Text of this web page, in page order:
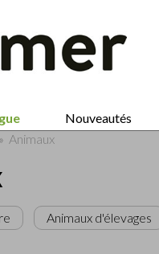
Nouveautés
» Animaux
Animaux d'élevages